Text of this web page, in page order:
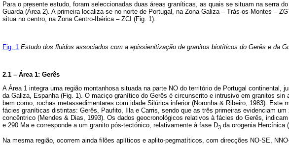
Para o presente estudo, foram seleccionadas duas áreas graníticas, as quais se situam na serra
Guarda (Área 2). A primeira localiza-se no norte de Portugal, na Zona Galiza – Trás-os-Montes –
situa no centro, na Zona Centro-Ibérica – ZCI (Fig. 1).
Fig. 1 Estudo dos fluidos associados com a epissienitização de granitos biotíticos do Gerês e da
2.1 – Área 1: Gerês
A Área 1 integra uma região montanhosa situada na parte NO do território de Portugal continental,
da Galiza, Espanha (Fig. 1). O maciço granítico do Gerês é circunscrito e intrusivo em granitos sin
bem como, rochas metassedimentares com idade Silúrica inferior (Noronha & Ribeiro, 1983). Este
fácies graníticas distintas: Gerês, Paufito, Illa e Carris, sendo que as três primeiras evidenciam um
concêntrico (Mendes & Dias, 1993). Os dados geocronológicos relativos à fácies do Gerês,
e 290 Ma e corresponde a um granito pós-tectónico, relativamente à fase D3 da orogenia Hercínica
Na mesma região, ocorrem ainda filões aplíticos e aplito-pegmatíticos, com direcções NO-SE,